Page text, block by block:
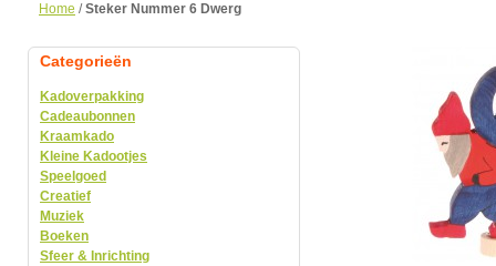
Home /Steker Nummer 6 Dwerg
Categorieën
Kadoverpakking
Cadeaubonnen
Kraamkado
Kleine Kadootjes
Speelgoed
Creatief
Muziek
Boeken
Sfeer & Inrichting